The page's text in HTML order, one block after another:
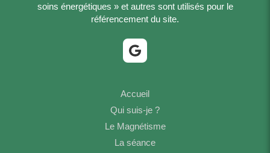
soins énergétiques » et autres sont utilisés pour le
référencement du site.
Accueil
Qui suis-je ?
Le Magnétisme
La séance